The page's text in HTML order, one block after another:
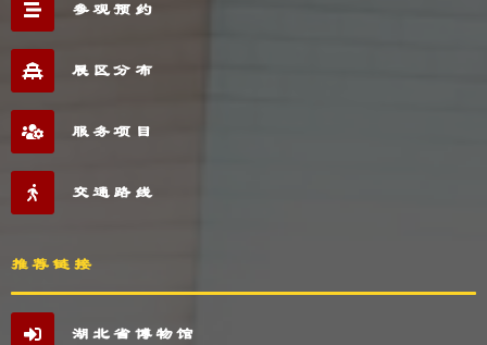
参观预约
展区分布
服务项目
交通路线
推荐链接
湖北省博物馆